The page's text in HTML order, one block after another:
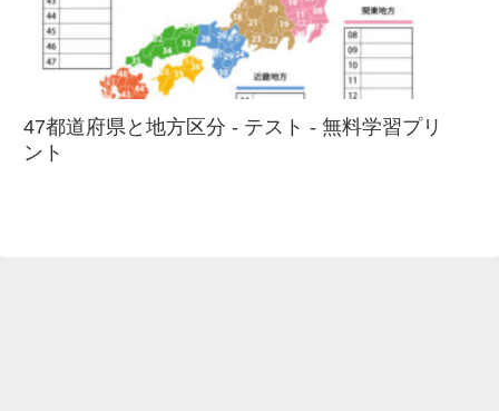
47都道府県と地方区分 - テスト - 無料学習プリ
ント